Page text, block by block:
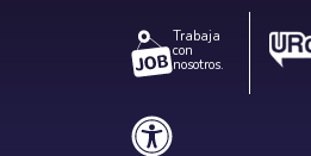
Trabaja
con
nosotros.